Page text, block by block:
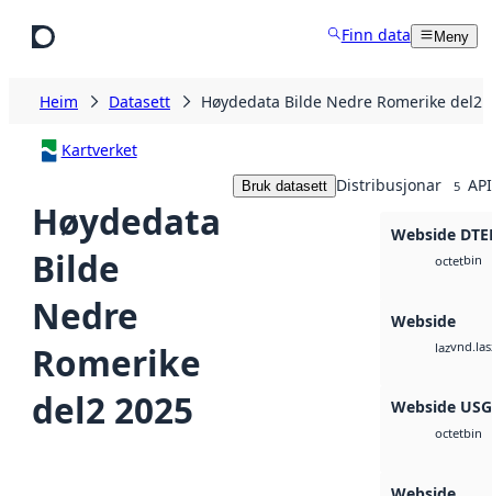
Finn data Meny
Heim Datasett Høydedata Bilde Nedre Romerike del2
Kartverket
Høydedata
Bilde
Nedre
Romerike
del2 2025
Bruk datasett Distribusjonar 5
Webside
octetbin
Webside
laz
Webside
octetbin